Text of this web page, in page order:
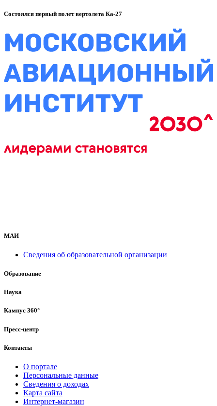
Состоялся первый полет вертолета Ка-27
МАИ
Сведения об образовательной организации
Образование
Наука
Кампус 360°
Пресс-центр
Контакты
О портале
Персональные данные
Сведения о доходах
Карта сайта
Интернет-магазин